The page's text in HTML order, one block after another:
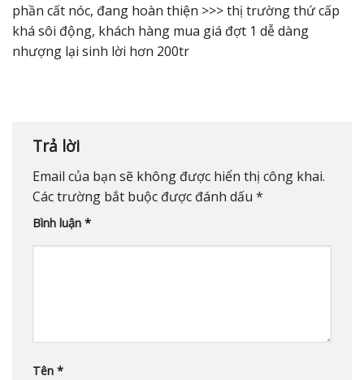
phần cất nóc, đang hoàn thiện >>> thị trường thứ cấp
khá sôi động, khách hàng mua giá đợt 1 dễ dàng
nhượng lại sinh lời hơn 200tr
Trả lời
Email của bạn sẽ không được hiển thị công khai.
Các trường bắt buộc được đánh dấu *
Bình luận *
Tên *